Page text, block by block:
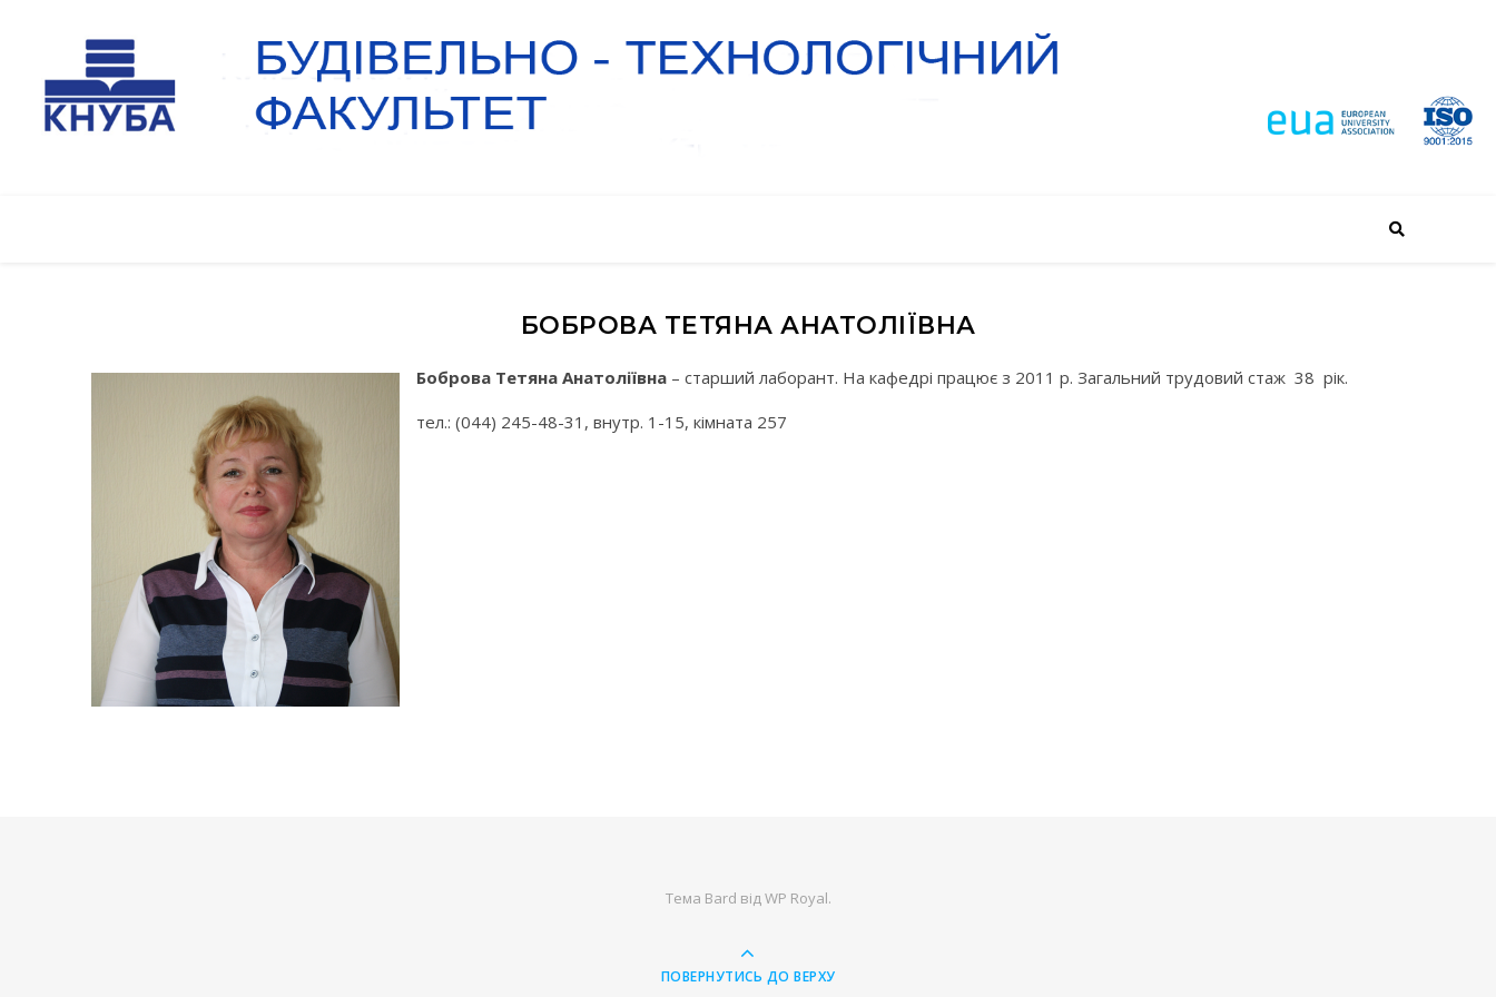
БОБРОВА ТЕТЯНА АНАТОЛІЇВНА
Боброва Тетяна Анатоліївна – старший лаборант. На кафедрі працює з 2011 р. Загальний трудовий стаж 38 рік.
тел.: (044) 245-48-31, внутр. 1-15, кімната 257
Тема Bard відWP Royal.
ПОВЕРНУТИСЬ ДО ВЕРХУ